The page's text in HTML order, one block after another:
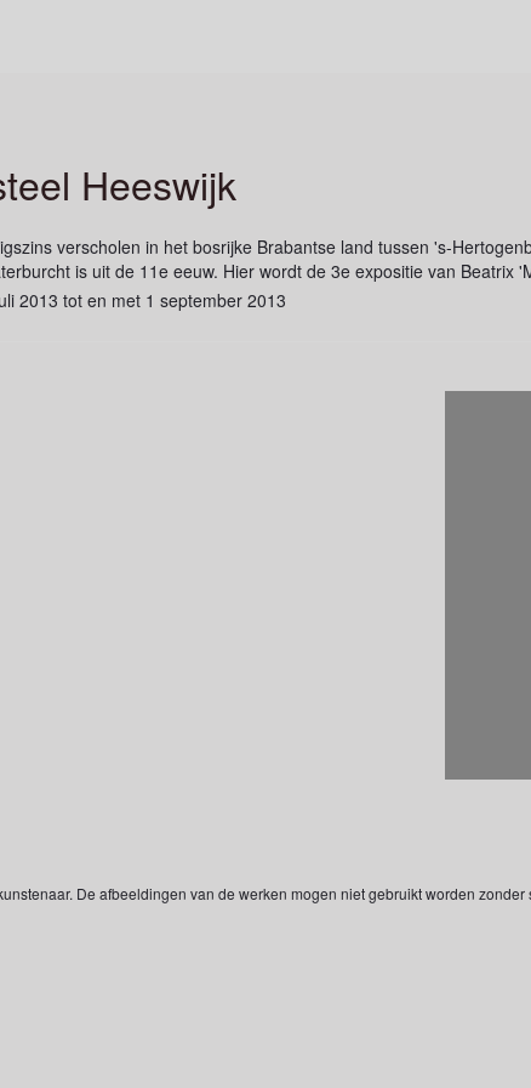
Heeswijk
verscholen in het bosrijke Brabantse land tussen 's-
is uit de 11e eeuw. Hier wordt de 3e expositie van
2013 tot en met 1 september 2013
De afbeeldingen van de werken mogen niet gebruikt worden zonder